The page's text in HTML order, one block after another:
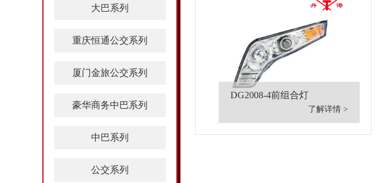
DG2008-4前组合灯
了解详情 >
大巴系列
重庆恒通公交系列
厦门金旅公交系列
豪华商务中巴系列
中巴系列
公交系列